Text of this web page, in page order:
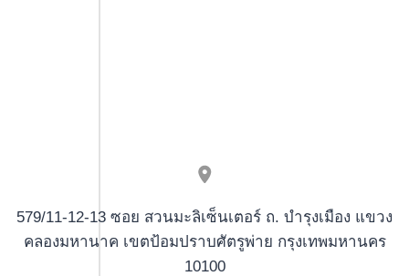
Sofortauszahlung
Wunderino
579/11-12-13 ซอย สวนมะลิเซ็นเตอร์ ถ. บำรุงเมือง แขวง
คลองมหานาค เขตป้อมปราบศัตรูพ่าย กรุงเทพมหานคร
10100